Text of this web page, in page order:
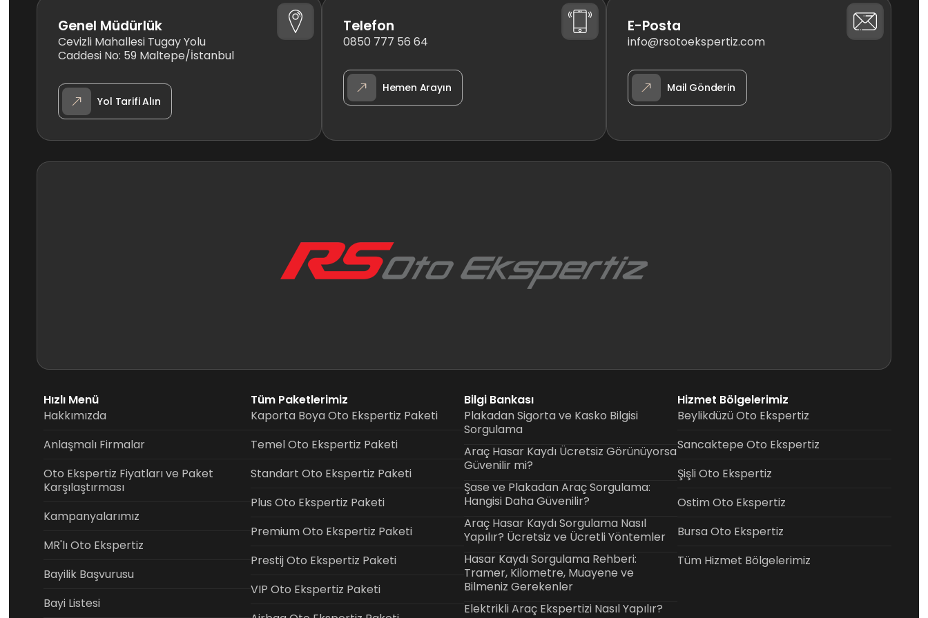
Genel Müdürlük
Cevizli Mahallesi Tugay Yolu
Caddesi No: 59 Maltepe/İstanbul
Yol Tarifi Alın
Telefon
0850 777 56 64
Hemen Arayın
E-Posta
info@rsotoekspertiz.com
Mail Gönderin
Hızlı Menü
Hakkımızda
Anlaşmalı Firmalar
Oto Ekspertiz Fiyatları ve Paket
Karşılaştırması
Kampanyalarımız
MR'lı Oto Ekspertiz
Bayilik Başvurusu
Bayi Listesi
Tüm Paketlerimiz
Kaporta Boya Oto Ekspertiz Paketi
Temel Oto Ekspertiz Paketi
Standart Oto Ekspertiz Paketi
Plus Oto Ekspertiz Paketi
Premium Oto Ekspertiz Paketi
Prestij Oto Ekspertiz Paketi
VIP Oto Ekspertiz Paketi
Bilgi Bankası
Plakadan Sigorta ve Kasko Bilgisi
Sorgulama
Araç Hasar Kaydı Ücretsiz Görünüyorsa
Güvenilir mi?
Şase ve Plakadan Araç Sorgulama:
Hangisi Daha Güvenilir?
Araç Hasar Kaydı Sorgulama Nasıl
Yapılır? Ücretsiz ve Ücretli Yöntemler
Hasar Kaydı Sorgulama Rehberi:
Tramer, Kilometre, Muayene ve
Bilmeniz Gerekenler
Elektrikli Araç Ekspertizi Nasıl Yapılır?
Hizmet Bölgelerimiz
Beylikdüzü Oto Ekspertiz
Sancaktepe Oto Ekspertiz
Şişli Oto Ekspertiz
Ostim Oto Ekspertiz
Bursa Oto Ekspertiz
Tüm Hizmet Bölgelerimiz